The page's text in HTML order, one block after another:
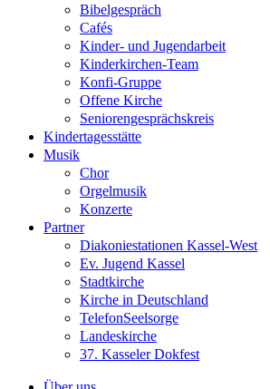
Bibelgespräch
Cafés
Kinder- und Jugendarbeit
Kinderkirchen-Team
Konfi-Gruppe
Offene Kirche
Seniorengesprächskreis
Kindertagesstätte
Musik
Chor
Orgelmusik
Konzerte
Partner
Diakoniestationen Kassel-West
Ev. Jugend Kassel
Stadtkirche
Kirche in Deutschland
TelefonSeelsorge
Landeskirche
37. Kasseler Dokfest